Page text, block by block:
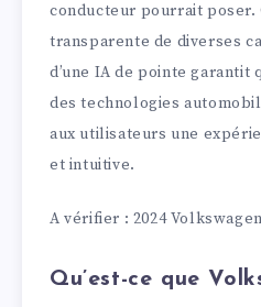
conducteur pourrait
transparente de diverses
d’une IA de pointe garantit
des technologies
aux utilisateurs une
et intuitive.
A vérifier : 2024
Qu’est-ce que